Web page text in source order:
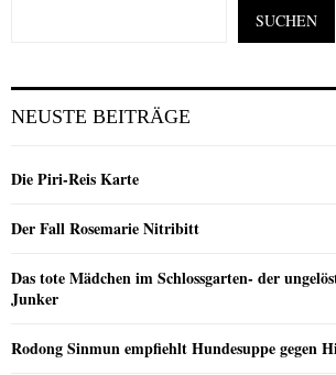
SUCHEN
NEUSTE BEITRÄGE
Die Piri-Reis Karte
Der Fall Rosemarie Nitribitt
Das tote Mädchen im Schlossgarten- der
Junker
Rodong Sinmun empfiehlt Hundesuppe gegen